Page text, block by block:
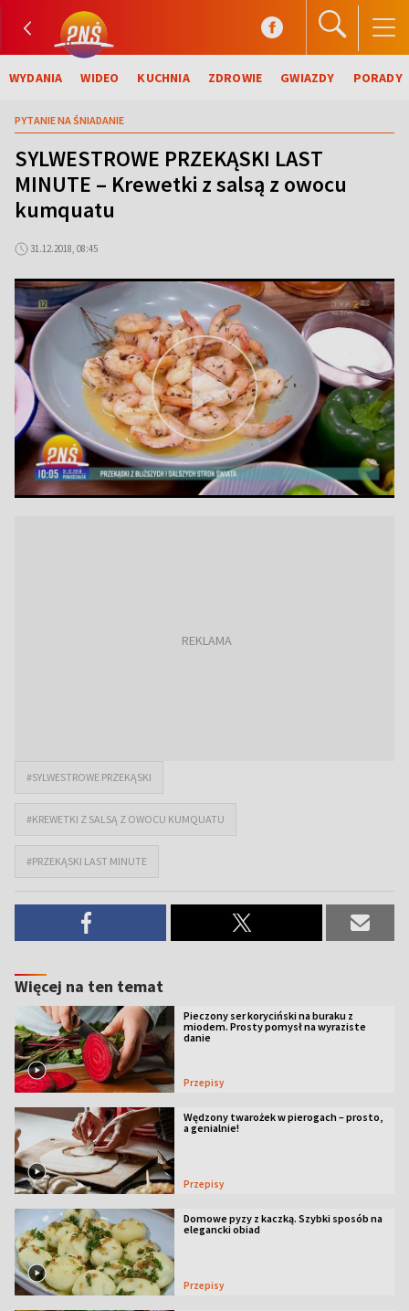
WYDANIA WIDEO KUCHNIA ZDROWIE GWIAZDY PORADY
PYTANIE NA ŚNIADANIE
SYLWESTROWE PRZEKĄSKI LAST
MINUTE – Krewetki z salsą z owocu
kumquatu
31.12.2018, 08:45
#SYLWESTROWE PRZEKĄSKI
#KREWETKI Z SALSĄ Z OWOCU KUMQUATU
#PRZEKĄSKI LAST MINUTE
Więcej na ten temat
Pieczony ser koryciński na buraku z
miodem. Prosty pomysł na wyraziste
danie
Przepisy
Wędzony twarożek w pierogach – prosto,
a genialnie!
Przepisy
Domowe pyzy z kaczką. Szybki sposób na
elegancki obiad
Przepisy